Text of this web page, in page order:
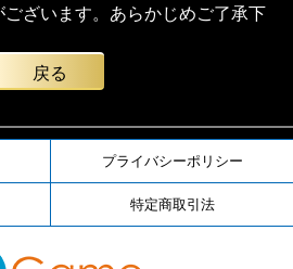
ざいます。あらかじめご了承下
戻る
プライバシーポリシー
特定商取引法